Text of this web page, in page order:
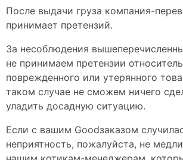
После выдачи груза компания-
принимает претензий.
За несоблюдения
не принимаем претензии
поврежденного или утерянного
таком случае не сможем ничего
уладить досадную ситуацию.
Если с вашим Goodзaказом
неприятность, пожалуйста, не